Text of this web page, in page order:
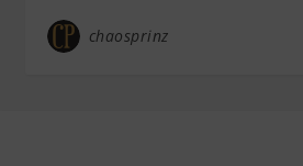
chaosprinz